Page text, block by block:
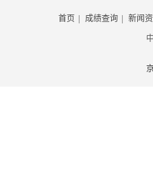
首页 成绩查询 新闻